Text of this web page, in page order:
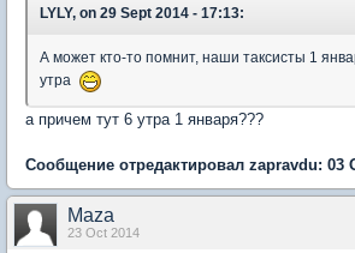
LYLY, on 29 Sept 2014 - 17:13:
А может кто-то помнит, наши таксисты 1
утра
а причем тут 6 утра 1 января???
Сообщение отредактировал zapravdu: 03
Maza
23 Oct 2014